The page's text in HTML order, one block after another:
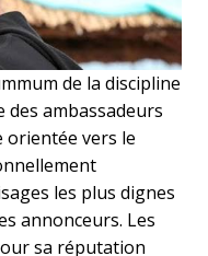
de la discipline
des ambassadeurs
orientée vers le
les plus dignes
annonceurs. Les
sa réputation